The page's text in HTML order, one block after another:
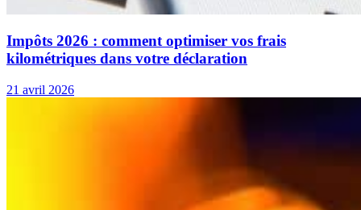
Impôts 2026 : comment optimiser vos frais
kilométriques dans votre déclaration
21 avril 2026